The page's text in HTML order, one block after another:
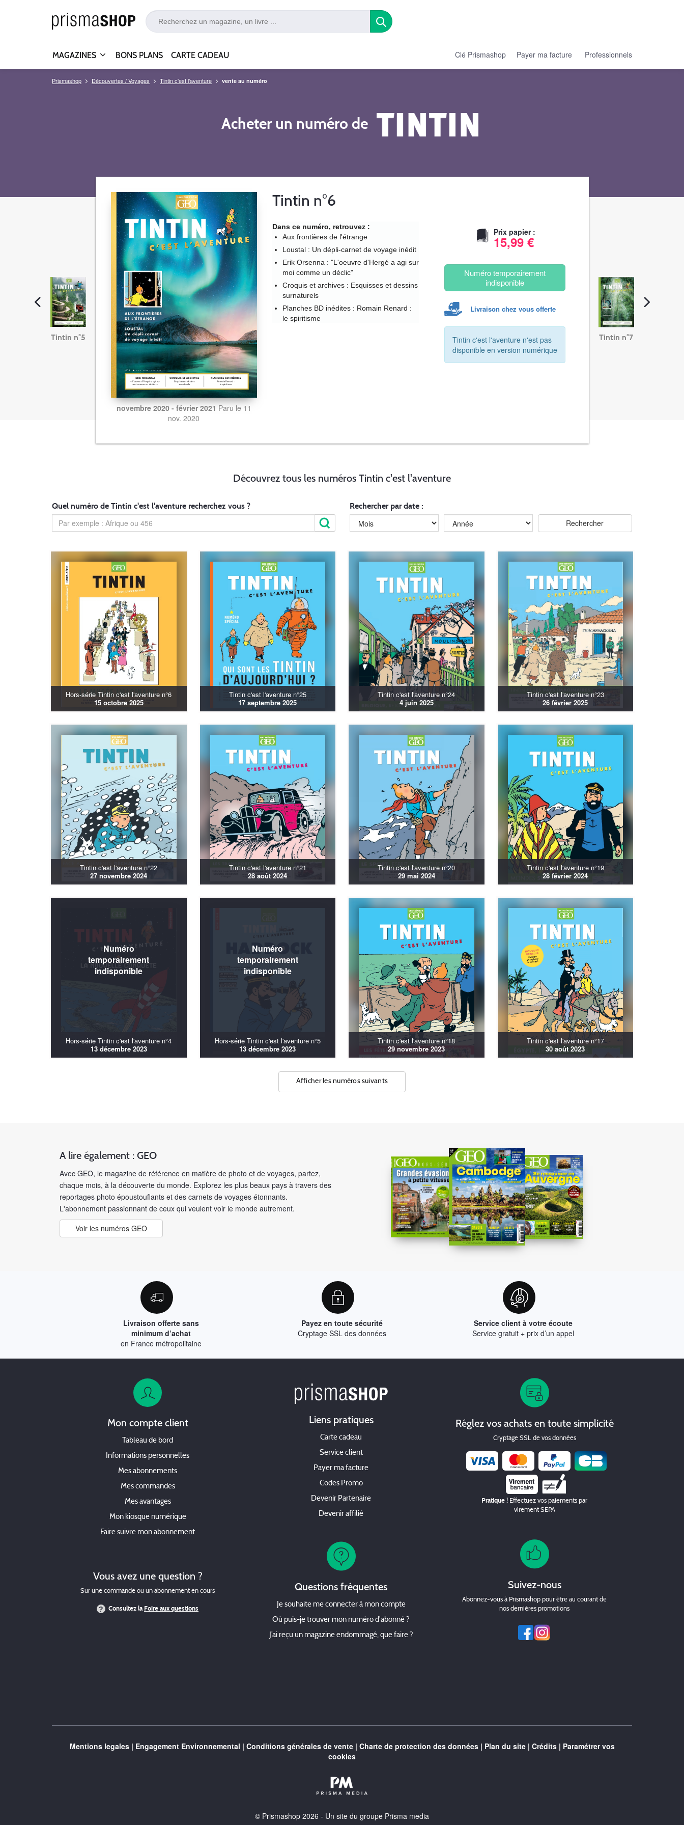
MAGAZINES BONS PLANS CARTE CADEAU Clé Prismashop Payer ma facture Professionnels
Prismashop Découvertes / Voyages Tintin c'est l'aventure vente au numéro
Acheter un numéro de
Tintin n°5
novembre 2020 - février 2021 Paru le 11
nov. 2020
Tintin n°6
Dans ce numéro, retrouvez :
Aux frontières de l'étrange
Loustal : Un dépli-carnet de voyage inédit
Erik Orsenna : "L'oeuvre d'Hergé a agi sur
moi comme un déclic"
Croquis et archives : Esquisses et dessins
surnaturels
Planches BD inédites : Romain Renard :
le spiritisme
Prix papier :
15,99 €
Numéro temporairement
indisponible
Livraison chez vous offerte
Tintin c'est l'aventure n'est pas
disponible en version numérique
Tintin n°7
Découvrez tous les numéros Tintin c'est l'aventure
Quel numéro de Tintin c'est l'aventure recherchez vous ? Rechercher par date :
Hors-série Tintin c'est l'aventure n°6
15 octobre 2025
Tintin c'est l'aventure n°25
17 septembre 2025
Tintin c'est l'aventure n°24
4 juin 2025
Tintin c'est l'aventure n°23
26 février 2025
Tintin c'est l'aventure n°22
27 novembre 2024
Tintin c'est l'aventure n°21
28 août 2024
Tintin c'est l'aventure n°20
29 mai 2024
Tintin c'est l'aventure n°19
28 février 2024
Hors-série Tintin c'est l'aventure n°4
13 décembre 2023
Hors-série Tintin c'est l'aventure n°5
13 décembre 2023
Tintin c'est l'aventure n°18
29 novembre 2023
Tintin c'est l'aventure n°17
30 août 2023
Afficher les numéros suivants
A lire également : GEO
Avec GEO, le magazine de référence en matière de photo et de voyages, partez,
chaque mois, à la découverte du monde. Explorez les plus beaux pays à travers des
reportages photo époustouflants et des carnets de voyages étonnants.
L'abonnement passionnant de ceux qui veulent voir le monde autrement.
Voir les numéros GEO
Livraison offerte sans
minimum d’achat
en France métropolitaine
Payez en toute sécurité
Cryptage SSL des données
Service client à votre écoute
Service gratuit + prix d’un appel
Mon compte client
Tableau de bord
Informations personnelles
Mes abonnements
Mes commandes
Mes avantages
Mon kiosque numérique
Faire suivre mon abonnement
Vous avez une question ?
Sur une commande ou un abonnement en cours
Consultez laFoire aux questions
Liens pratiques
Carte cadeau
Service client
Payer ma facture
Codes Promo
Devenir Partenaire
Devenir affilié
Questions fréquentes
Je souhaite me connecter à mon compte
Où puis-je trouver mon numéro d'abonné ?
J’ai reçu un magazine endommagé, que faire ?
Réglez vos achats en toute simplicité
Cryptage SSL de vos données
Chèque
Pratique ! Effectuez vos paiements par
virement SEPA
Suivez-nous
Abonnez-vous à Prismashop pour être au courant de
nos dernières promotions
Mentions legales| Engagement Environnemental | Conditions générales de vente| Charte de protection des données| Plan du site| Crédits| Paramétrer vos
cookies
© Prismashop 2026 - Un site du groupe Prisma media